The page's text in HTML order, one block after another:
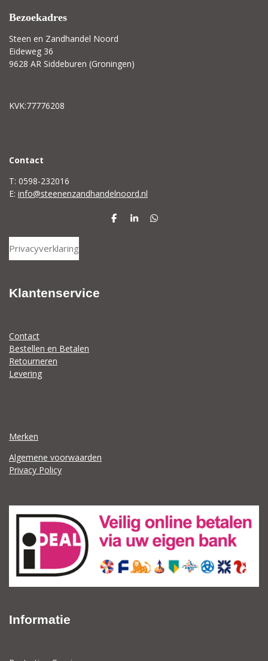
Bezoekadres
Steen en Zandhandel Noord
Eideweg 36
9628 AR Siddeburen (Groningen)
KVK:77776208
Contact
T: 0598-232016
E: info@steenenzandhandelnoord.nl
D
S
D
Privacyverklaring
Klantenservice
Contact
Bestellen en Betalen
Retourneren
Levering
Merken
Algemene voorwaarden
Privacy Policy
Informatie